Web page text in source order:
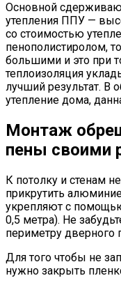
Основной
утепления ППУ —
со стоимостью
пенополистиролом,
большими и это при
теплоизоляция
лучший результат. В
утепление дома,
Монтаж
пены своими
К потолку и стенам
прикрутить
укрепляют с
0,5 метра). Не
периметру дверного
Для того чтобы не
нужно закрыть